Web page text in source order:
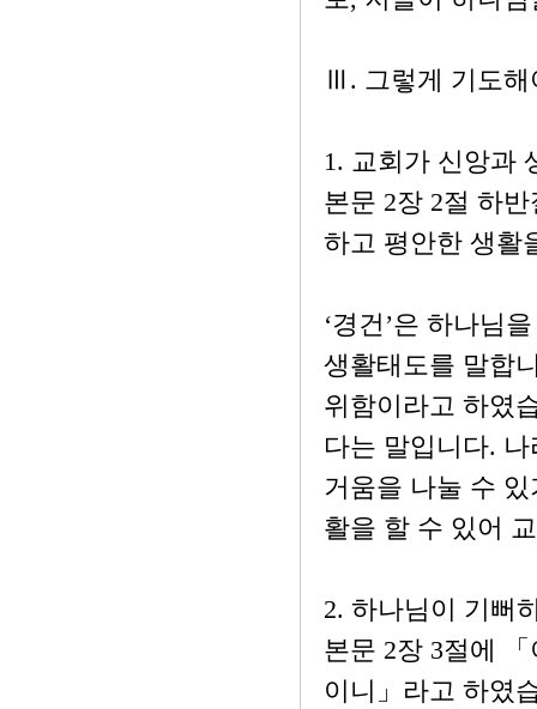
Ⅲ. 그렇게 기도해
1. 교회가 신앙과
본문 2장 2절 하
하고 평안한 생활
‘경건’은 하나님
생활태도를 말합
위함이라고 하였
다는 말입니다.
거움을 나눌 수
활을 할 수 있어
2. 하나님이 기뻐
본문 2장 3절에
이니」라고 하였